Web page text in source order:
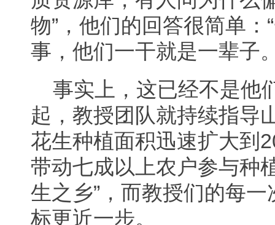
物”，他们的回答很简单：
事，他们一干就是一辈子
事实上，这已经不是他
起，教授团队就持续指导
花生种植面积迅速扩大到
带动七成以上农户参与种
生之乡”，而教授们的每
标更近一步。